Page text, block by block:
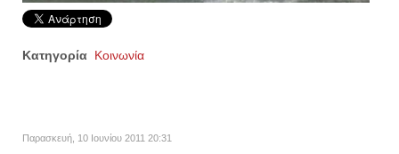
Κατηγορία Κοινωνία
Παρασκευή, 10 Ιουνίου 2011 20:31